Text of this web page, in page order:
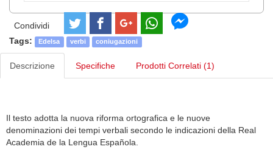
Condividi
Tags:
Edelsa verbi coniugazioni
Descrizione Specifiche Prodotti Correlati (1)
Il testo adotta la nuova riforma ortografica e le nuove
denominazioni dei tempi verbali secondo le indicazioni della Real
Academia de la Lengua Española.